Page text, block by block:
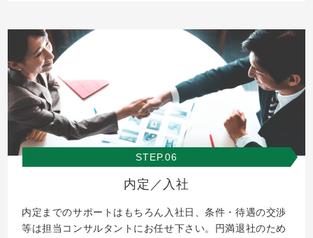
STEP.06
内定／入社
内定までのサポートはもちろん入社日、条件・待遇の交渉
等は担当コンサルタントにお任せ下さい。円満退社のため